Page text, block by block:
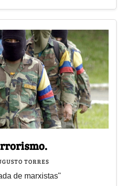
TORRES
de marxistas"